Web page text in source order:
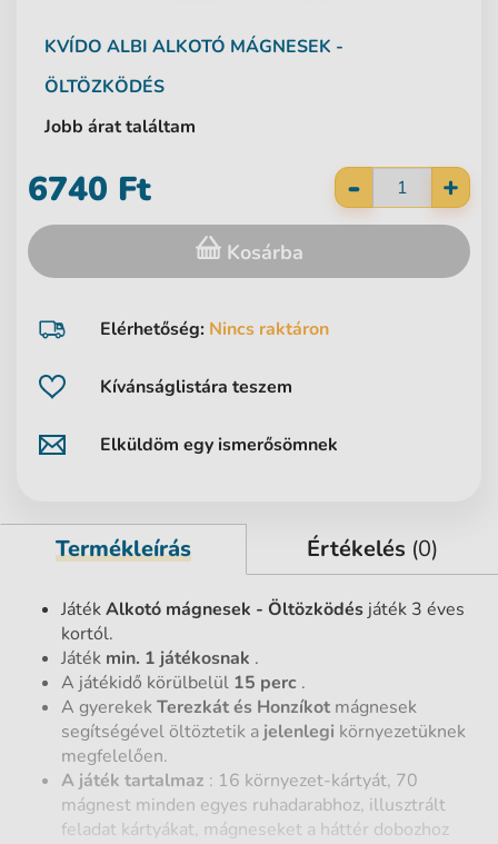
KVÍDO ALBI ALKOTÓ MÁGNESEK -
ÖLTÖZKÖDÉS
Jobb árat találtam
Kívánságlistára teszem
Elküldöm egy ismerősömnek
Elérhetőség: Nincs raktáron
- +
6740 Ft
Kosárba
Termékleírás Értékelés (0)
JátékAlkotó mágnesek - Öltözködés játék 3 éves
kortól.
Játék min. 1 játékosnak .
A játékidő körülbelül 15 perc .
A gyerekekTerezkát és Honzíkot mágnesek
segítségével öltöztetik a jelenlegi környezetüknek
megfelelően.
A játék tartalmaz : 16 környezet-kártyát, 70
mágnest minden egyes ruhadarabhoz, illusztrált
feladat kártyákat, mágneseket a háttér dobozhoz